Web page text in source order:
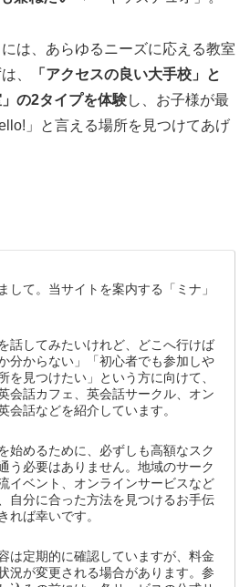
には、あらゆるニーズに応える教室
、
「アクセスの良い大手校」と
」の2タイプを体験し、お子様が最
」と言える場所を見つけてあげ
して。当サイトを案内する「ミナ」
を話してみたいけれど、どこへ行けば
分からない」「初心者でも参加しや
を見つけたい」という方に向けて、
会話カフェ、英会話サークル、オン
会話などを紹介しています。
始めるために、必ずしも高額なスク
う必要はありません。地域のサーク
イベント、オンラインサービスなど
自分に合った方法を見つけるお手伝
れば幸いです。
は定期的に確認していますが、料金
況が変更される場合があります。参